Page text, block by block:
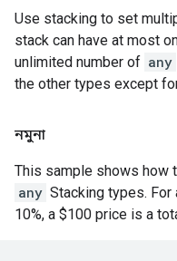
Use stacking to set
stack can have at most
unlimited number of any
the other types except
নমুনা
This sample shows how
any Stacking types. For
10%, a $100 price is a